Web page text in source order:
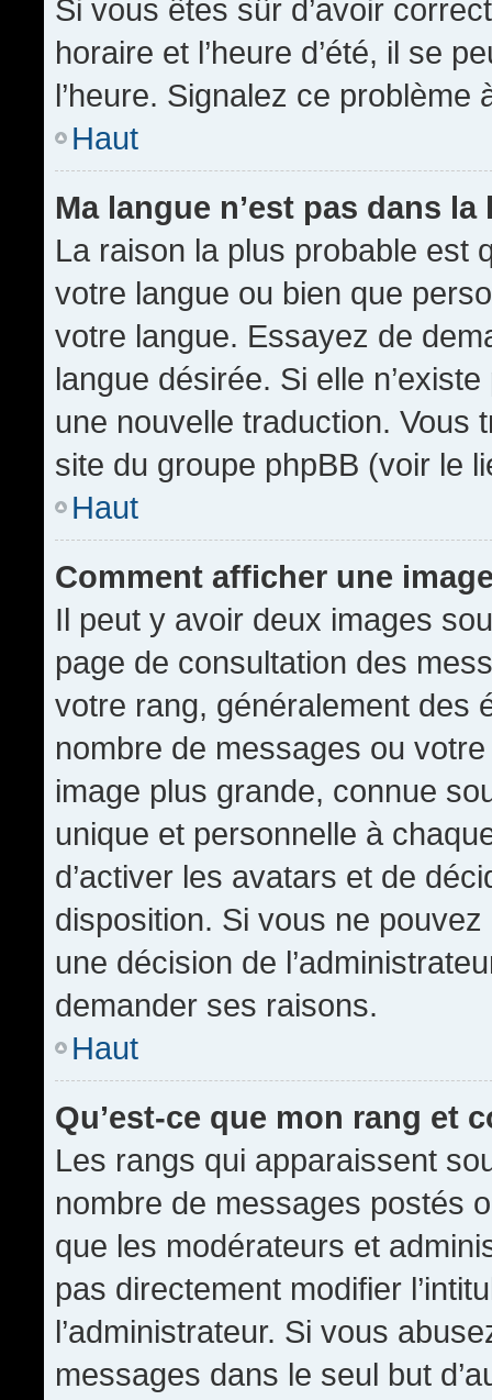
Si vous êtes sûr d’avoir
horaire et l’heure d’été, il se
l’heure. Signalez ce problème
Haut
Ma langue n’est pas dans la
La raison la plus probable est
votre langue ou bien que
votre langue. Essayez de
langue désirée. Si elle
une nouvelle traduction. Vous
site du groupe phpBB (voir le
Haut
Comment afficher une
Il peut y avoir deux images
page de consultation des
votre rang, généralement des
nombre de messages ou
image plus grande, connue
unique et personnelle à
d’activer les avatars et de
disposition. Si vous ne pouvez
une décision de
demander ses raisons.
Haut
Qu’est-ce que mon rang et
Les rangs qui apparaissent
nombre de messages postés
que les modérateurs et
pas directement modifier
l’administrateur. Si vous
messages dans le seul but